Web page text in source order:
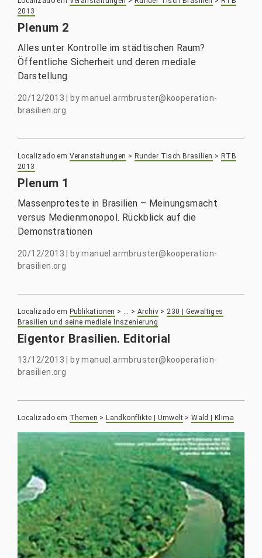
2013
Plenum 2
Alles unter Kontrolle im städtischen Raum?
Öffentliche Sicherheit und deren mediale
Darstellung
20/12/2013 bymanuel.armbruster@kooperation-
brasilien.org
Localizado em Veranstaltungen > Runder Tisch Brasilien > RTB
2013
Plenum 1
Massenproteste in Brasilien – Meinungsmacht
versus Medienmonopol. Rückblick auf die
Demonstrationen
20/12/2013 bymanuel.armbruster@kooperation-
brasilien.org
Localizado em Publikationen > … > Archiv >230 | Gewaltiges
Brasilien und seine mediale Inszenierung
Eigentor Brasilien. Editorial
13/12/2013 bymanuel.armbruster@kooperation-
brasilien.org
Localizado em Themen > Landkonflikte | Umwelt >Wald | Klima